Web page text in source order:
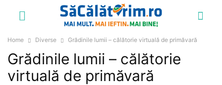
Home Diverse Grădinile lumii – călătorie virtuală de primăvară
Grădinile lumii – călătorie
virtuală de primăvară